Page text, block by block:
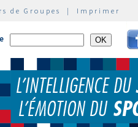
de Groupes | Imprimer